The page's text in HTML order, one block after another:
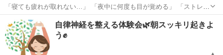
「寝ても疲れが取れない…」 「夜中に何度も目が覚める」 「ストレス
で頭が休まらない」 「気づくといつも緊張している」 そんな方へ、こ
の体験会では、3つのボディ（身体、心、エネルギー）と7つのチャク
ラを呼吸...
福岡 北九州市 折尾駅 ワークショップ
自律神経を整える体験会🌿朝スッキリ起きよ
う✊